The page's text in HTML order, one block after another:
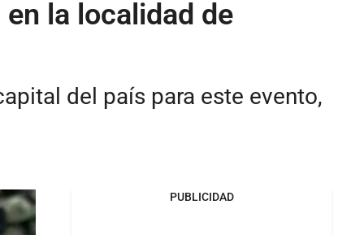
la localidad de
del país para este evento,
PUBLICIDAD